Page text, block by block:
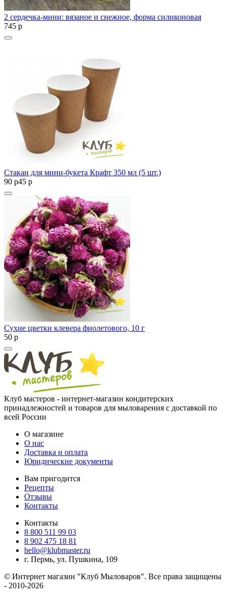
2 сердечка-мини: вязаное и снежное, форма силиконовая
745 p
Стакан для мини-букета Крафт 350 мл (5 шт.)
90 p45 p
Сухие цветки клевера фиолетового, 10 г
50 p
Клуб мастеров - интернет-магазин кондитерских
принадлежностей и товаров для мыловарения с доставкой по
всей России
О магазине
О нас
Доставка и оплата
Юридические документы
Вам пригодится
Рецепты
Отзывы
Контакты
Контакты
8 800 511 99 03
8 902 475 18 81
hello@klubmaster.ru
г. Пермь, ул. Пушкина, 109
© Интернет магазин "Клуб Мыловаров". Все права защищены
- 2010-2026